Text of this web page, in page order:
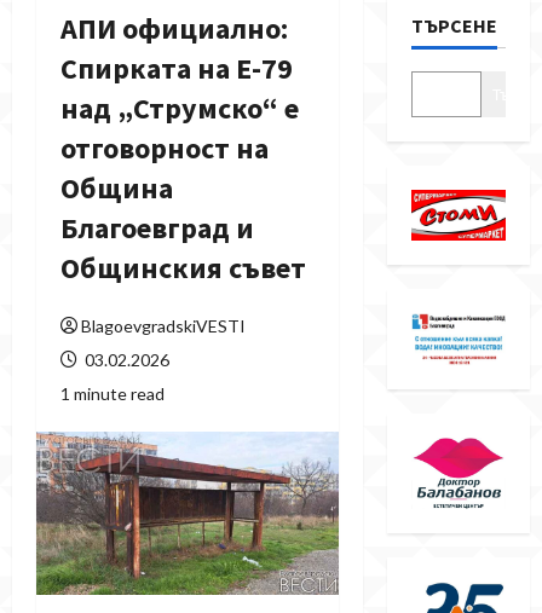
АПИ официално:
Спирката на Е-79
над „Струмско“ е
отговорност на
Община
Благоевград и
Общинския съвет
BlagoevgradskiVESTI
03.02.2026
1 minute read
ТЪРСЕНЕ